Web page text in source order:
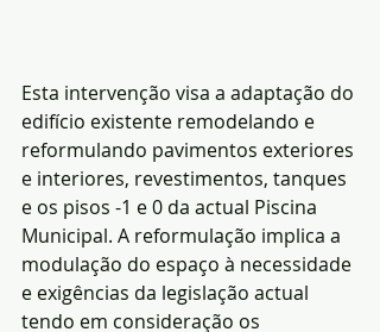
Esta intervenção visa a adaptação do
edifício existente remodelando e
reformulando pavimentos exteriores
e interiores, revestimentos, tanques
e os pisos -1 e 0 da actual Piscina
Municipal. A reformulação implica a
modulação do espaço à necessidade
e exigências da legislação actual
tendo em consideração os